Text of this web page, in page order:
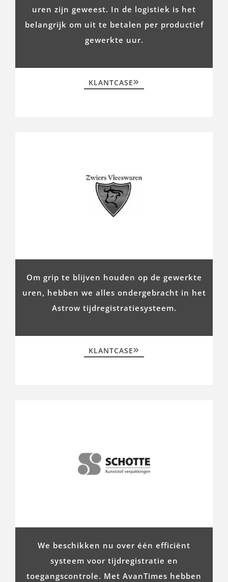
uren zijn geweest. In de logistiek is het
belangrijk om uit te betalen per productief
gewerkte uur.
KLANTCASE
Om grip te blijven houden op de gewerkte
uren, hebben we alles ondergebracht in het
Astrow tijdregistratiesysteem.
KLANTCASE
We beschikken nu over één efficiënt
systeem voor tijdregistratie en
toegangscontrole. Met AvanTimes hebben